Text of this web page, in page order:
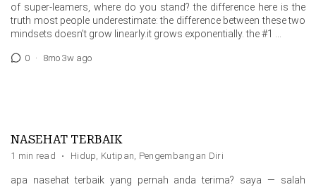
of super-leamers, where do you stand? the difference here is the
truth most people underestimate: the difference between these two
mindsets doesn’t grow linearly.it grows exponentially. the #1 …
0 · 8mo 3w ago
NASEHAT TERBAIK
1 min read · Hidup, Kutipan, Pengembangan Diri
apa nasehat terbaik yang pernah anda terima? saya — salah